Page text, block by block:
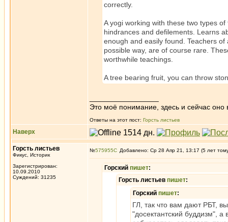
correctly.
A yogi working with these two types
hindrances and defilements. Learns
enough and easily found. Teachers
possible way, are of course rare.
worthwhile teachings.
A tree bearing fruit, you can throw
Это моё понимание, здесь и сейчас оно
Ответы на этот пост: Горсть листьев
Наверх
Горсть листьев
Фикус, Историк
Зарегистрирован:
10.09.2010
Суждений: 31235
№575955 Добавлено: Ср 28 Апр 21, 13:17 (5 лет
Горский пишет:
Горсть листьев пишет:
Горский пишет:
ГЛ, так что вам дают РБТ,
"досектантский буддизм", а